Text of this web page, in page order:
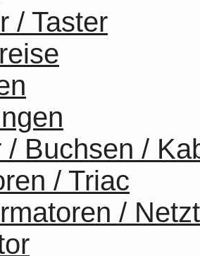
/ Taster
/ Buchsen /
/ Triac
/